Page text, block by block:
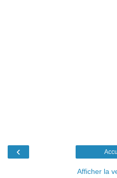
‹
Afficher la